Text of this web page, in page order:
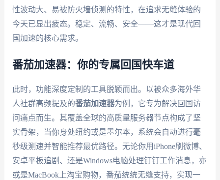
性波动大、易被防火墙侦测的特性，在追求无缝体验的
今天已显出疲态。稳定、流畅、安全——这才是现代回
国加速的核心需求。
番茄加速器：你的专属回国快车道
此时，功能深度定制的工具脱颖而出。以被众多海外华
人社群高频提及的番茄加速器为例，它专为解决回国访
问痛点而生。其覆盖全球的高质量服务器节点构成了坚
实骨架，当你身处纽约或是墨尔本，系统会自动进行毫
秒级测速并智能推荐最优路径。无论你用iPhone刷微博、
安卓平板追剧、还是Windows电脑处理钉钉工作消息，亦
或是MacBook上淘宝购物，番茄统统无缝支持，实现一